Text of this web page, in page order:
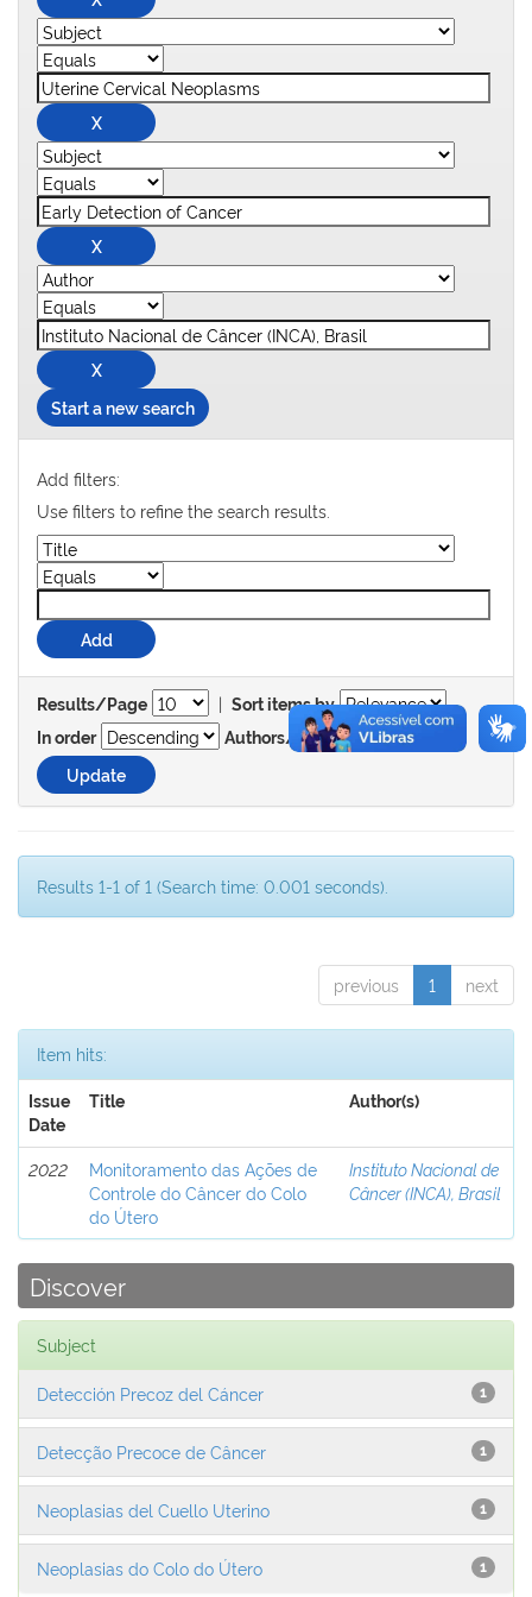
Start a new search
Add filters:
Use filters to refine the search results.
Results/Page | Sort items by
In order
Authors/record
Results 1-1 of 1 (Search time: 0.001 seconds).
previous 1 next
Item hits:
Issue
Date
Title Author(s)
2022
Monitoramento das Ações de
Controle do Câncer do Colo
do Útero
Instituto Nacional de
Câncer (INCA), Brasil
Discover
Subject
1
Detección Precoz del Cáncer
1
Detecção Precoce de Câncer
1
Neoplasias del Cuello Uterino
1
Neoplasias do Colo do Útero